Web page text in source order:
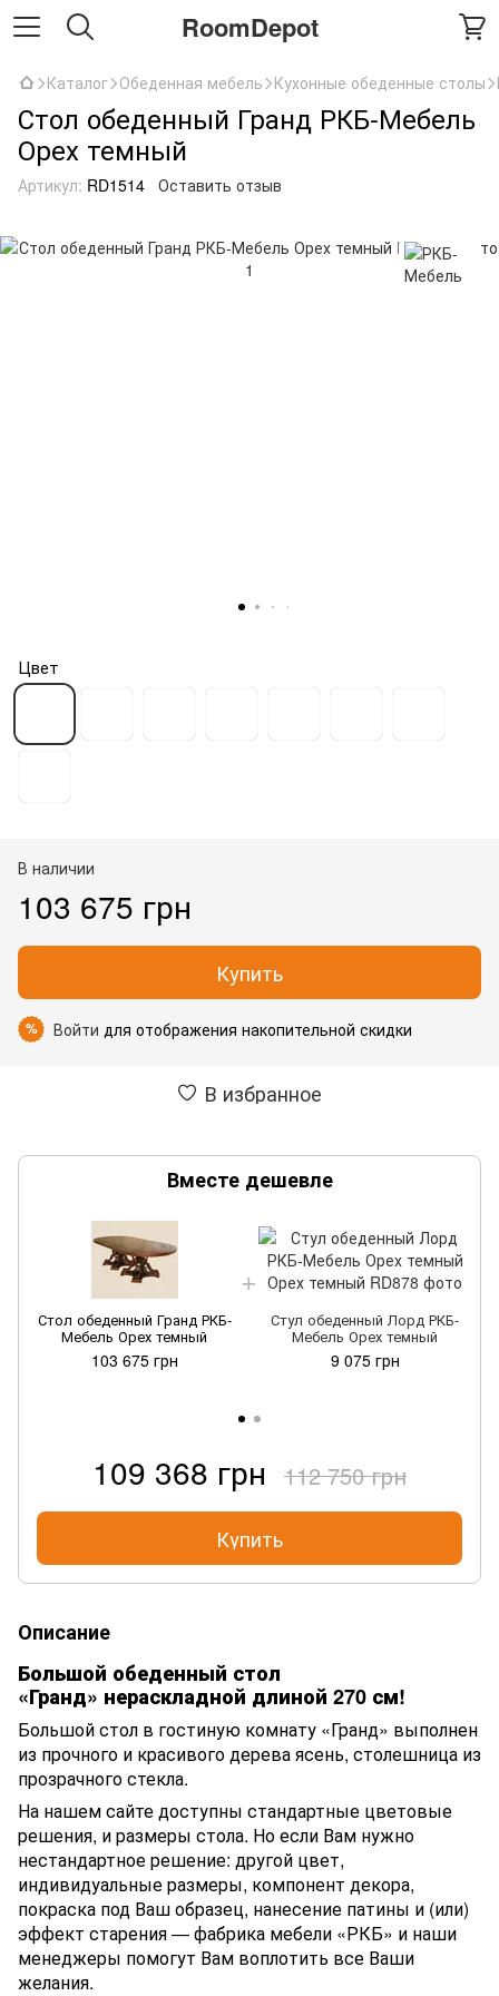
RoomDepot
Каталог Обеденная мебель Кухонные обеденные столы
Стол обеденный Гранд РКБ-Мебель
Орех темный
Артикул: RD1514 Оставить отзыв
Цвет
В наличии
103 675 грн
Купить
% Войти для отображения накопительной скидки
В избранное
Вместе дешевле
Стол обеденный Гранд РКБ-
Мебель Орех темный
103 675 грн
Стул обеденный Лорд РКБ-
Мебель Орех темный
9 075 грн
109 368 грн 112 750 грн
Купить
Описание
Большой обеденный стол
«Гранд» нераскладной длиной 270 см!
Большой стол в гостиную комнату «Гранд» выполнен
из прочного и красивого дерева ясень, столешница из
прозрачного стекла.
На нашем сайте доступны стандартные цветовые
решения, и размеры стола. Но если Вам нужно
нестандартное решение: другой цвет,
индивидуальные размеры, компонент декора,
покраска под Ваш образец, нанесение патины и (или)
эффект старения — фабрика мебели «РКБ» и наши
менеджеры помогут Вам воплотить все Ваши
желания.